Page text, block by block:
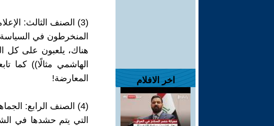
اخر الافلام
(3) الصنف الثالث: الإعلاميون!
المنخرطون في
هناك، يلعبون على كل
الهاشمي مثالًا)) كما
المعارضة!
(4) الصنف الرابع: الجماهير الشعبية الغريرة الحاشدة!
التي يتم حشدها في